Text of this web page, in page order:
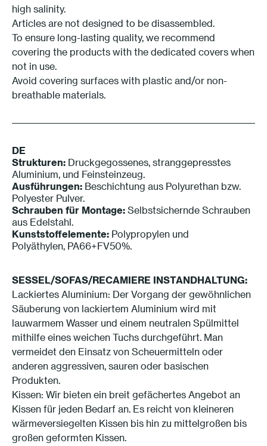
high salinity.
Articles are not designed to be disassembled.
To ensure long-lasting quality, we recommend
covering the products with the dedicated covers when
not in use.
Avoid covering surfaces with plastic and/or non-
breathable materials.
DE
Strukturen: Druckgegossenes, stranggepresstes
Aluminium, und Feinsteinzeug.
Ausführungen: Beschichtung aus Polyurethan bzw.
Polyester Pulver.
Schrauben für Montage: Selbstsichernde Schrauben
aus Edelstahl.
Kunststoffelemente: Polypropylen und
Polyäthylen, PA66+FV50%.
SESSEL/SOFAS/RECAMIERE INSTANDHALTUNG:
Lackiertes Aluminium: Der Vorgang der gewöhnlichen
Säuberung von lackiertem Aluminium wird mit
lauwarmem Wasser und einem neutralen Spülmittel
mithilfe eines weichen Tuchs durchgeführt. Man
vermeidet den Einsatz von Scheuermitteln oder
anderen aggressiven, sauren oder basischen
Produkten.
Kissen: Wir bieten ein breit gefächertes Angebot an
Kissen für jeden Bedarf an. Es reicht von kleineren
wärmeversiegelten Kissen bis hin zu mittelgroßen bis
großen geformten Kissen.